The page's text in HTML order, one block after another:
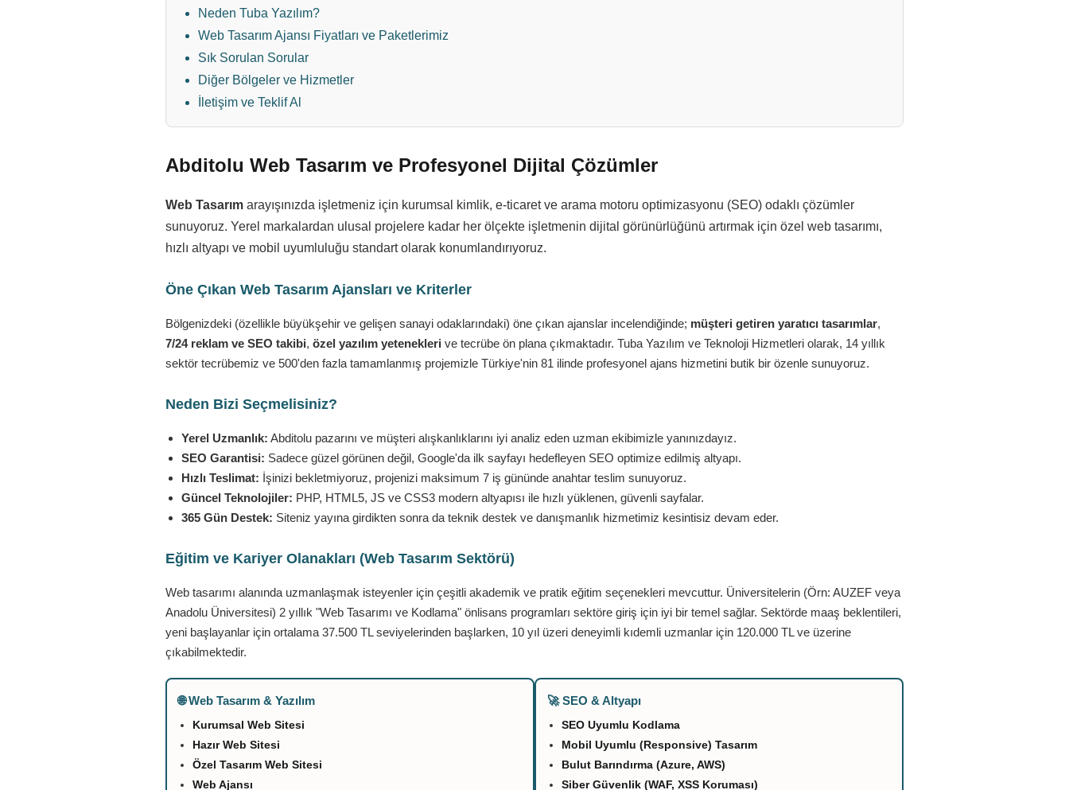
Neden Tuba Yazılım?
Web Tasarım Ajansı Fiyatları ve Paketlerimiz
Sık Sorulan Sorular
Diğer Bölgeler ve Hizmetler
İletişim ve Teklif Al
Abditolu Web Tasarım ve Profesyonel Dijital Çözümler
Web Tasarım arayışınızda işletmeniz için kurumsal kimlik, e-ticaret ve arama motoru optimizasyonu (SEO) odaklı çözümler
sunuyoruz. Yerel markalardan ulusal projelere kadar her ölçekte işletmenin dijital görünürlüğünü artırmak için özel web tasarımı,
hızlı altyapı ve mobil uyumluluğu standart olarak konumlandırıyoruz.
Öne Çıkan Web Tasarım Ajansları ve Kriterler
Bölgenizdeki (özellikle büyükşehir ve gelişen sanayi odaklarındaki) öne çıkan ajanslar incelendiğinde; müşteri getiren yaratıcı tasarımlar,
7/24 reklam ve SEO takibi, özel yazılım yetenekleri ve tecrübe ön plana çıkmaktadır. Tuba Yazılım ve Teknoloji Hizmetleri olarak, 14 yıllık
sektör tecrübemiz ve 500'den fazla tamamlanmış projemizle Türkiye'nin 81 ilinde profesyonel ajans hizmetini butik bir özenle sunuyoruz.
Neden Bizi Seçmelisiniz?
Yerel Uzmanlık: Abditolu pazarını ve müşteri alışkanlıklarını iyi analiz eden uzman ekibimizle yanınızdayız.
SEO Garantisi: Sadece güzel görünen değil, Google'da ilk sayfayı hedefleyen SEO optimize edilmiş altyapı.
Hızlı Teslimat: İşinizi bekletmiyoruz, projenizi maksimum 7 iş gününde anahtar teslim sunuyoruz.
Güncel Teknolojiler: PHP, HTML5, JS ve CSS3 modern altyapısı ile hızlı yüklenen, güvenli sayfalar.
365 Gün Destek: Siteniz yayına girdikten sonra da teknik destek ve danışmanlık hizmetimiz kesintisiz devam eder.
Eğitim ve Kariyer Olanakları (Web Tasarım Sektörü)
Web tasarımı alanında uzmanlaşmak isteyenler için çeşitli akademik ve pratik eğitim seçenekleri mevcuttur. Üniversitelerin (Örn: AUZEF veya
Anadolu Üniversitesi) 2 yıllık "Web Tasarımı ve Kodlama" önlisans programları sektöre giriş için iyi bir temel sağlar. Sektörde maaş beklentileri,
yeni başlayanlar için ortalama 37.500 TL seviyelerinden başlarken, 10 yıl üzeri deneyimli kıdemli uzmanlar için 120.000 TL ve üzerine
çıkabilmektedir.
🌐 Web Tasarım & Yazılım
Kurumsal Web Sitesi
Hazır Web Sitesi
Özel Tasarım Web Sitesi
Web Ajansı
🚀 SEO & Altyapı
SEO Uyumlu Kodlama
Mobil Uyumlu (Responsive) Tasarım
Bulut Barındırma (Azure, AWS)
Siber Güvenlik (WAF, XSS Koruması)